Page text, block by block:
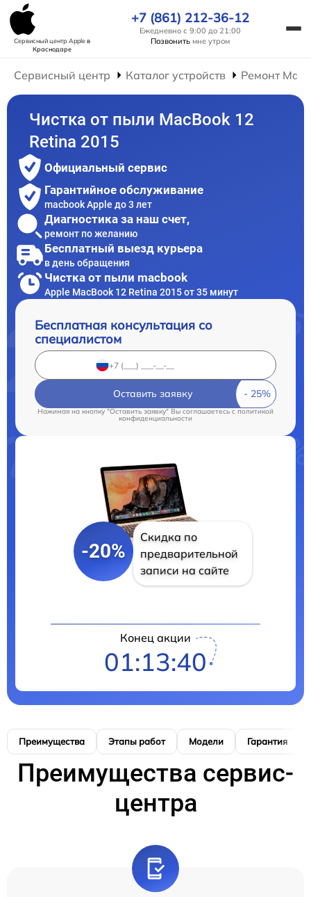
Сервисный центр Appleв
Краснодаре
+7 (861) 212-36-12
Ежедневно с 9:00 до 21:00
Позвонить мне утром
Сервисный центр Каталог устройств Ремонт
Чистка от пыли MacBook 12
Retina 2015
Официальный сервис
Гарантийное обслуживание
macbook Apple до 3 лет
Диагностика за наш счет,
ремонт по желанию
Бесплатный выезд курьера
в день обращения
Чистка от пыли macbook
Apple MacBook 12 Retina 2015 от 35 минут
Бесплатная консультация со
специалистом
Оставить заявку
Нажимая на кнопку "Оставить заявку" Вы соглашаетесь cполитикой
конфиденциальности
-20%
Скидка по
предварительной
записи на сайте
Конец акции
01:13:39
Преимущества Этапы работ Модели Гарантия
Преимущества сервис-
центра